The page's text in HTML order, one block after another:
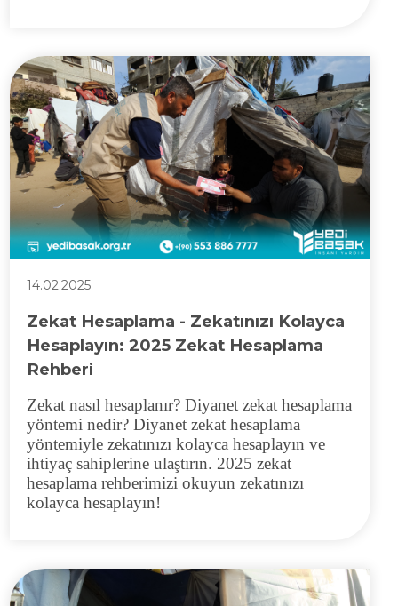
14.02.2025
Zekat Hesaplama - Zekatınızı Kolayca
Hesaplayın: 2025 Zekat Hesaplama
Rehberi
Zekat nasıl hesaplanır? Diyanet zekat hesaplama
yöntemi nedir?Diyanet zekat hesaplama
yöntemiyle zekatınızı kolayca hesaplayın ve
ihtiyaç sahiplerine ulaştırın. 2025 zekat
hesaplama rehberimizi okuyunzekatınızı
kolayca hesaplayın!